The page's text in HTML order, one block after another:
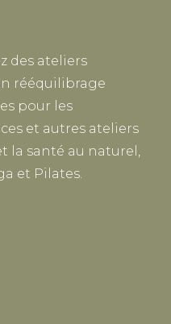
des ateliers
rééquilibrage
pour les
et autres ateliers
la santé au naturel,
et Pilates.